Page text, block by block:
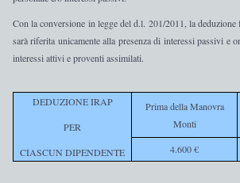
Con la conversione in legge del d.l. 201/2011, la deduzione
sarà riferita unicamente alla presenza di interessi passivi e
interessi attivi e proventi assimilati.
DEDUZIONE IRAP
PER
CIASCUN DIPENDENTE
Prima della Manovra
Monti
4.600 €